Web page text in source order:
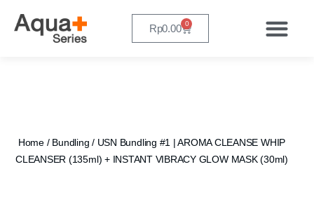
Rp0.00 0
Home / Bundling / USN Bundling #1 | AROMA CLEANSE WHIP
CLEANSER (135ml) + INSTANT VIBRACY GLOW MASK (30ml)